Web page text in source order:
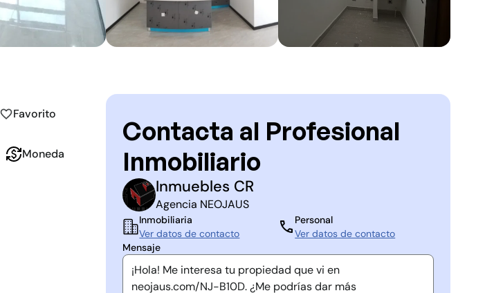
Favorito
Moneda
Contacta al Profesional
Inmobiliario
IC Inmuebles CR
Agencia NEOJAUS
Inmobiliaria
Ver datos de contacto
Personal
Ver datos de contacto
Mensaje